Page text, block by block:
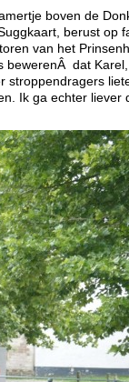
boven de
berust op
van het
bewerenÂ dat Karel,
stroppendragers
Ik ga echter liever